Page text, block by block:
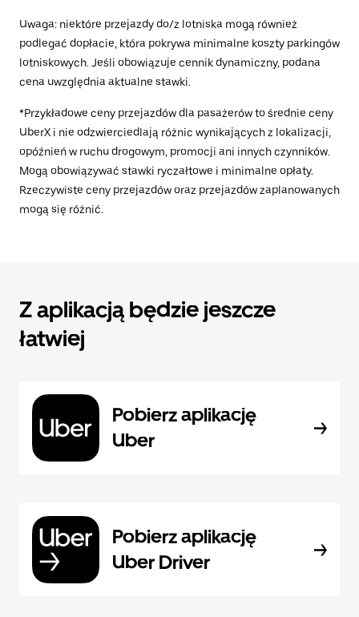
Uwaga: niektóre przejazdy do/z lotniska mogą również
podlegać dopłacie, która pokrywa minimalne koszty parkingów
lotniskowych. Jeśli obowiązuje cennik dynamiczny, podana
cena uwzględnia aktualne stawki.
*Przykładowe ceny przejazdów dla pasażerów to średnie ceny
UberX i nie odzwierciedlają różnic wynikających z lokalizacji,
opóźnień w ruchu drogowym, promocji ani innych czynników.
Mogą obowiązywać stawki ryczałtowe i minimalne opłaty.
Rzeczywiste ceny przejazdów oraz przejazdów zaplanowanych
mogą się różnić.
Z aplikacją będzie jeszcze
łatwiej
Pobierz aplikację
Uber
Pobierz aplikację
Uber Driver